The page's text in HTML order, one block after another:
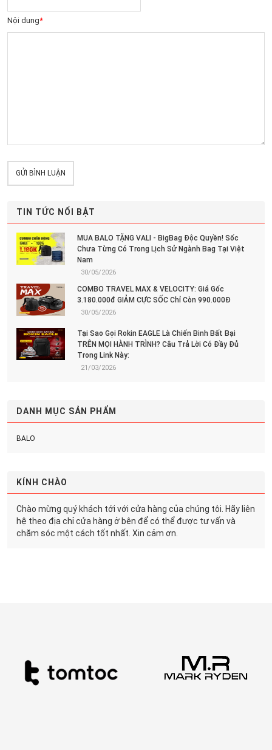
Nội dung*
GỬI BÌNH LUẬN
TIN TỨC NỔI BẬT
MUA BALO TẶNG VALI - BigBag Độc Quyền! Sốc
Chưa Từng Có Trong Lịch Sử Ngành Bag Tại Việt
Nam
30/05/2026
COMBO TRAVEL MAX & VELOCITY: Giá Gốc
3.180.000đ GIẢM CỰC SỐC Chỉ Còn 990.000Đ
30/05/2026
Tại Sao Gọi Rokin EAGLE Là Chiến Binh Bất Bại
TRÊN MỌI HÀNH TRÌNH? Câu Trả Lời Có Đầy Đủ
Trong Link Này:
21/03/2026
DANH MỤC SẢN PHẨM
BALO
KÍNH CHÀO
Chào mừng quý khách tới với cửa hàng của chúng tôi. Hãy liên
hệ theo địa chỉ cửa hàng ở bên để có thể được tư vấn và
chăm sóc một cách tốt nhất. Xin cảm ơn.